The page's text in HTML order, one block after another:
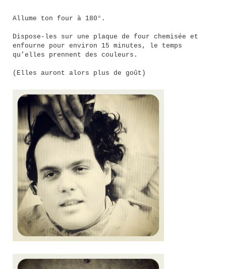
Allume ton four à 180°.
Dispose-les sur une plaque de four chemisée et
enfourne pour environ 15 minutes, le temps
qu’elles prennent des couleurs.
(Elles auront alors plus de goût)